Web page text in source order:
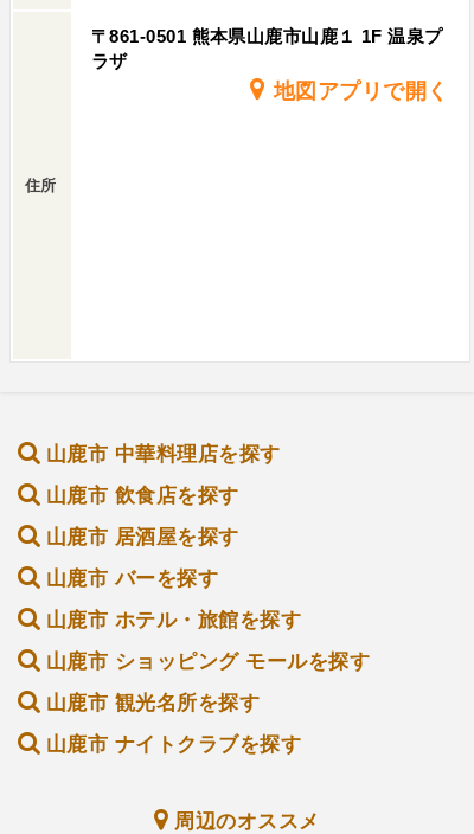
まで通うのは大変だけど、温泉ついでにリピ確定
ですね😁皆様も山鹿に来られた時は是非お立ち寄
住所
〒861-0501 熊本県山鹿市山鹿１ 1F 温泉プ
ラザ
地図アプリで開く
山鹿市 中華料理店を探す
山鹿市 飲食店を探す
山鹿市 居酒屋を探す
山鹿市 バーを探す
山鹿市 ホテル・旅館を探す
山鹿市 ショッピング モールを探す
山鹿市 観光名所を探す
山鹿市 ナイトクラブを探す
周辺のオススメ